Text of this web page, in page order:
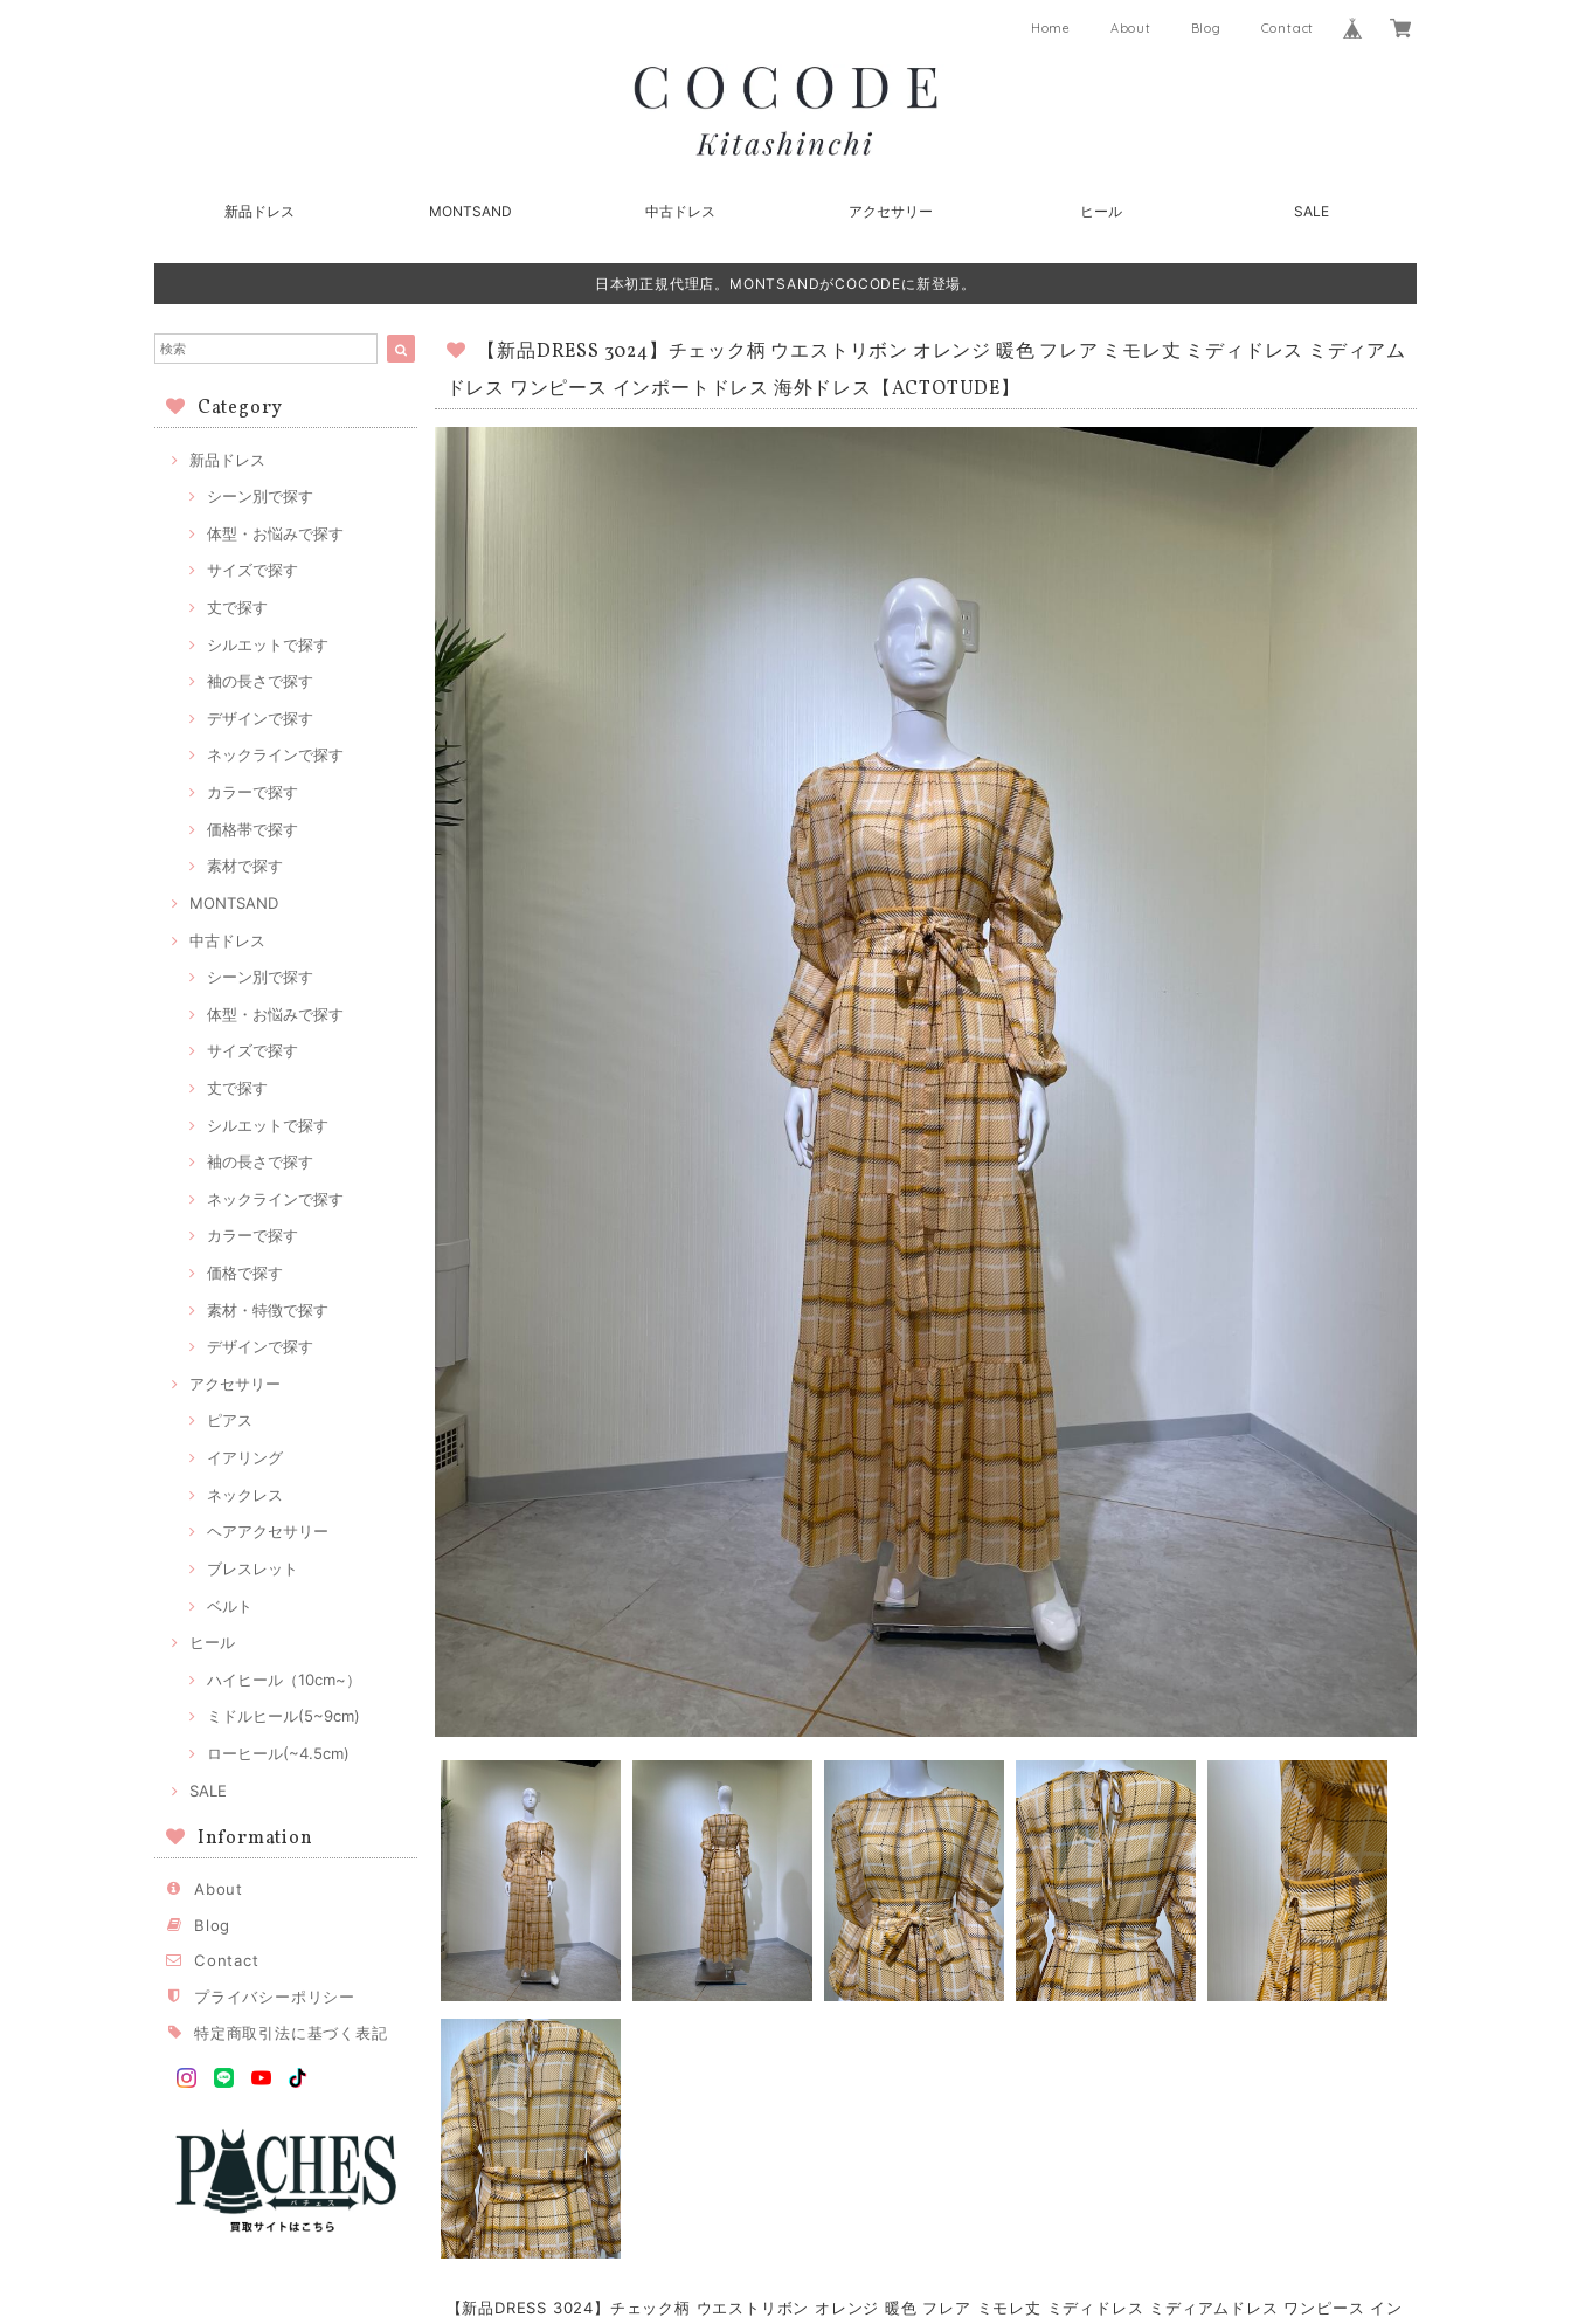
Home About Blog Contact
新品ドレス MONTSAND 中古ドレス アクセサリー ヒール SALE
日本初正規代理店。MONTSANDがCOCODEに新登場。
Category
新品ドレス
シーン別で探す
体型・お悩みで探す
サイズで探す
丈で探す
シルエットで探す
袖の長さで探す
デザインで探す
ネックラインで探す
カラーで探す
価格帯で探す
素材で探す
MONTSAND
中古ドレス
シーン別で探す
体型・お悩みで探す
サイズで探す
丈で探す
シルエットで探す
袖の長さで探す
ネックラインで探す
カラーで探す
価格で探す
素材・特徴で探す
デザインで探す
アクセサリー
ピアス
イアリング
ネックレス
ヘアアクセサリー
ブレスレット
ベルト
ヒール
ハイヒール（10cm~）
ミドルヒール(5~9cm)
ローヒール(~4.5cm)
SALE
Information
About
Blog
Contact
プライバシーポリシー
特定商取引法に基づく表記
【新品DRESS 3024】チェック柄 ウエストリボン オレンジ 暖色 フレア ミモレ丈 ミディドレス ミディアム
ドレス ワンピース インポートドレス 海外ドレス【ACTOTUDE】
【新品DRESS 3024】チェック柄 ウエストリボン オレンジ 暖色 フレア ミモレ丈 ミディドレス ミディアムドレス ワンピース イン